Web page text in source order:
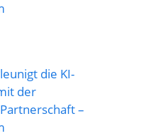
die KI-
der
–